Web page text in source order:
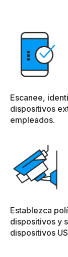
Escanee,
dispositivos
empleados.
Establezca
dispositivos y
dispositivos